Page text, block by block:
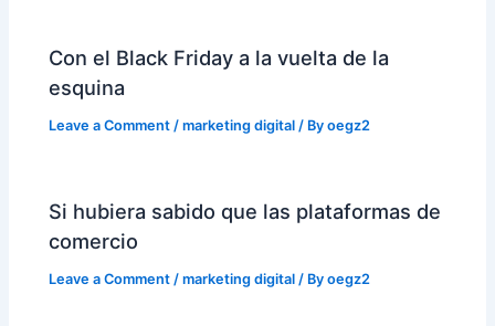
Con el Black Friday a la vuelta de la
esquina
Leave a Comment /marketing digital / Byoegz2
Si hubiera sabido que las plataformas de
comercio
Leave a Comment /marketing digital / Byoegz2